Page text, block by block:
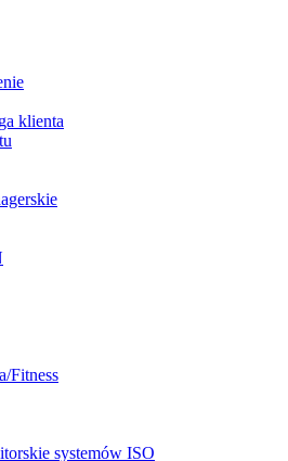
klienta
Fitness
systemów ISO